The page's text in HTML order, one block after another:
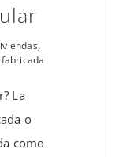
,
La
o
como